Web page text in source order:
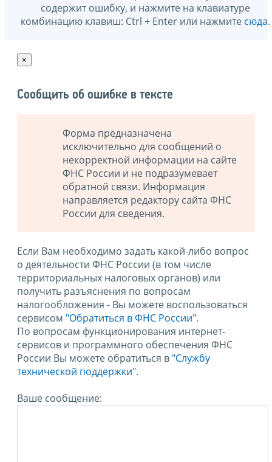
содержит ошибку, и нажмите на клавиатуре
комбинацию клавиш: Ctrl + Enter или нажмите сюда.
×
Сообщить об ошибке в тексте
Форма предназначена
исключительно для сообщений о
некорректной информации на сайте
ФНС России и не подразумевает
обратной связи. Информация
направляется редактору сайта ФНС
России для сведения.
Если Вам необходимо задать какой-либо вопрос
о деятельности ФНС России (в том числе
территориальных налоговых органов) или
получить разъяснения по вопросам
налогообложения - Вы можете воспользоваться
сервисом "Обратиться в ФНС России".
По вопросам функционирования интернет-
сервисов и программного обеспечения ФНС
России Вы можете обратиться в "Службу
технической поддержки".
Ваше сообщение: